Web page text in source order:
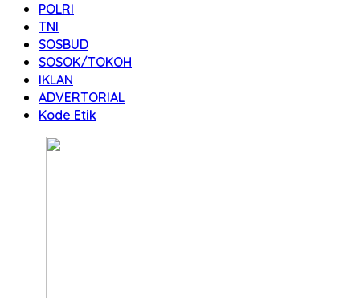
POLRI
TNI
SOSBUD
SOSOK/TOKOH
IKLAN
ADVERTORIAL
Kode Etik